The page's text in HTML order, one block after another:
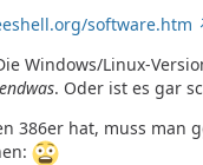
software.htm
Windows/Linux-
. Oder ist es gar
386er hat, muss man